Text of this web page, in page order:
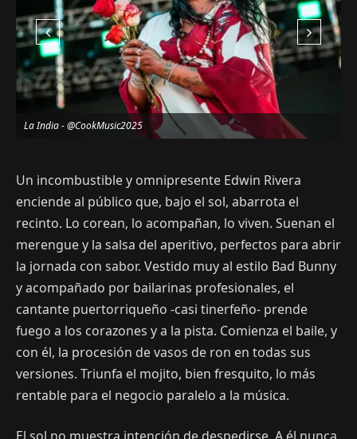
La India - @CookMusic2025
Un incombustible y omnipresente Edwin Rivera
enciende al público que, bajo el sol, abarrota el
recinto. Lo corean, lo acompañan, lo viven. Suenan el
merengue y la salsa del aperitivo, perfectos para abrir
la jornada con sabor. Vestido muy al estilo Bad Bunny
y acompañado por bailarinas profesionales, el
cantante puertorriqueño -casi tinerfeño- prende
fuego a los corazones y a la pista. Comienza el baile, y
con él, la procesión de vasos de ron en todas sus
versiones. Triunfa el mojito, bien fresquito, lo más
rentable para el negocio paralelo a la música.